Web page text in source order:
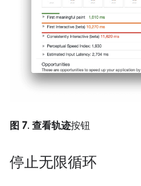
图 7. 查看轨迹按钮
停止无限循环